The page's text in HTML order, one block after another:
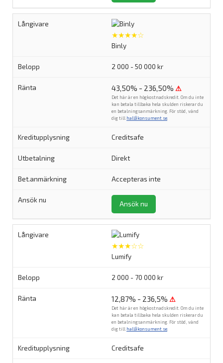
★★★★☆
Binly
2 000 - 50 000 kr
43,50% - 236,50% ⚠
Det här är en högkostnadskredit. Om du inte
kan betala tillbaka hela skulden riskerar du
en betalningsanmärkning. För stöd, vänd
dig till hallåkonsument.se
Creditsafe
Direkt
Accepteras inte
Ansök nu
★★★☆☆
Lumify
2 000 - 70 000 kr
12,87% - 236,5% ⚠
Det här är en högkostnadskredit. Om du inte
kan betala tillbaka hela skulden riskerar du
en betalningsanmärkning. För stöd, vänd
dig till hallåkonsument.se
Creditsafe